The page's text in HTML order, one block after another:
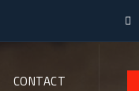
CONTACT